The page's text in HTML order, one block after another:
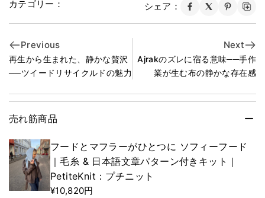
売れ筋商品
フードとマフラーがひとつに ソフィーフード
｜毛糸 & 日本語文章パターン付きキット｜
PetiteKnit：プチニット
¥10,820円
カテゴリー：
シェア：
Previous
再生から生まれた、静かな贅沢
──ツイードリサイクルドの魅力
Next
Ajrakのズレに宿る意味──手作
業が生む布の静かな存在感